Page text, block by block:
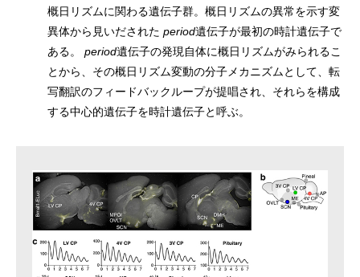
概日リズムに関わる遺伝子群。概日リズムの異常を示す変
異体から見いだされたperiod遺伝子が最初の時計遺伝子で
ある。period遺伝子の発現自体に概日リズムがみられるこ
とから、その概日リズム変動の分子メカニズムとして、転
写翻訳のフィードバックループが提唱され、それらを構成
する中心的遺伝子を時計遺伝子と呼ぶ。